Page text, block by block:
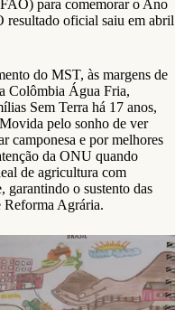
para comemorar o Ano
resultado oficial saiu em abril
do MST, às margens de
Colômbia Água Fria,
Sem Terra há 17 anos,
pelo sonho de ver
camponesa e por melhores
da ONU quando
de agricultura com
garantindo o sustento das
Reforma Agrária.